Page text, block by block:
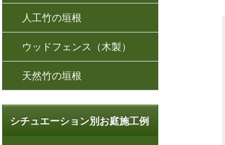
人工竹の垣根
ウッドフェンス（木製）
天然竹の垣根
シチュエーション別お庭施工例